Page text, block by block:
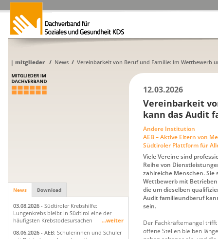
| mitglieder/ News/ Vereinbarkeit von Beruf und Familie: Im Wettbewerb
News Download
03.08.2026 - Südtiroler Krebshilfe:
Lungenkrebs bleibt in Südtirol eine der
häufigsten Krebstodesursachen
...weiter
08.06.2026 - AEB: Schülerinnen und Schüler
12.03.2026
Vereinbarkeit
kann das Audit
Andere Institution
AEB – Aktive Eltern von
Südtiroler Plattform für
Viele Vereine sind
Reihe von
zahlreiche Menschen.
Wettbewerb mit
die um dieselben
Audit familieundberuf
sein.
Der Fachkräftemangel
offene Stellen bleiben